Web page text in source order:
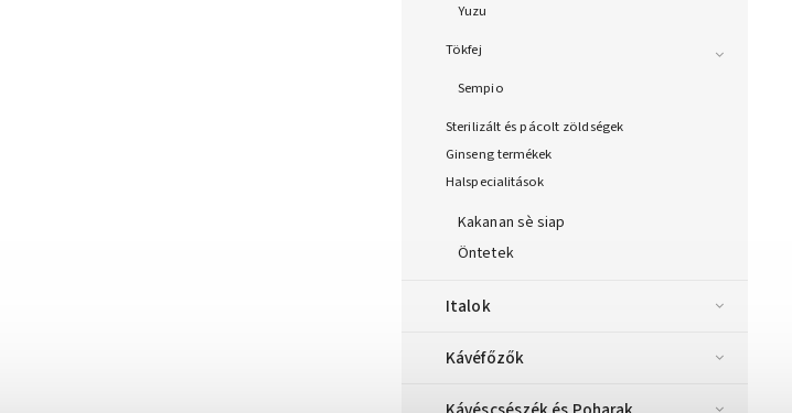
Yuzu
Tökfej
Sempio
Sterilizált és pácolt zöldségek
Ginseng termékek
Halspecialitások
Kakanan sè siap
Öntetek
Italok
Kávéfőzők